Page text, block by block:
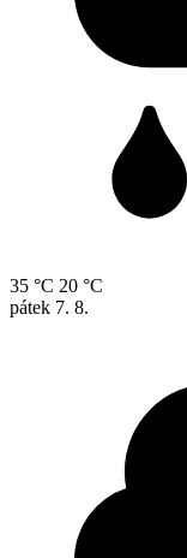
35 °C 20 °C
pátek 7. 8.